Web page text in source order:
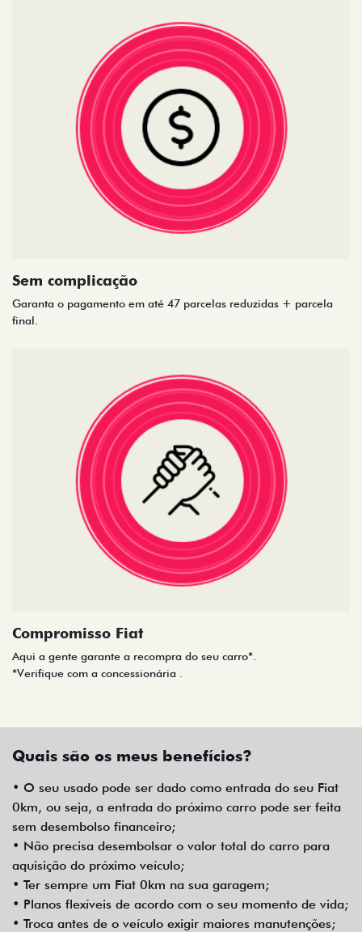
Sem complicação
Garanta o pagamento em até 47 parcelas reduzidas + parcela
final.
Compromisso Fiat
Aqui a gente garante a recompra do seu carro*.
*Verifique com a concessionária .
Quais são os meus benefícios?
• O seu usado pode ser dado como entrada do seu Fiat
0km, ou seja, a entrada do próximo carro pode ser feita
sem desembolso financeiro;
• Não precisa desembolsar o valor total do carro para
aquisição do próximo veículo;
• Ter sempre um Fiat 0km na sua garagem;
• Planos flexíveis de acordo com o seu momento de vida;
• Troca antes de o veículo exigir maiores manutenções;